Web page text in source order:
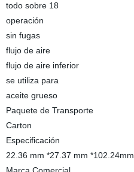
todo sobre 18
operación
sin fugas
flujo de aire
flujo de aire inferior
se utiliza para
aceite grueso
Paquete de Transporte
Carton
Especificación
22.36 mm *27.37 mm *102.24mm